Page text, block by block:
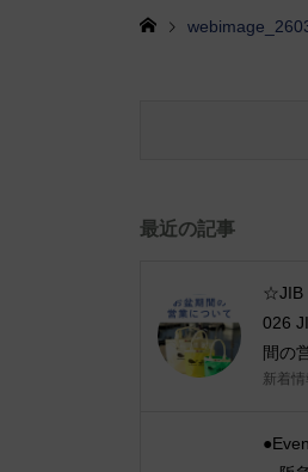
最近の記事
☆JIB
026
間の
新着情